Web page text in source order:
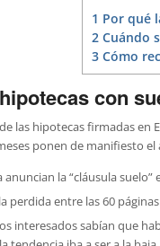
1 Por qué
2Cuándo
3Cómo
con
las hipotecas firmadas en
ponen de manifiesto
anuncian la “cláusula
perdida entre las 60
interesados sabían que